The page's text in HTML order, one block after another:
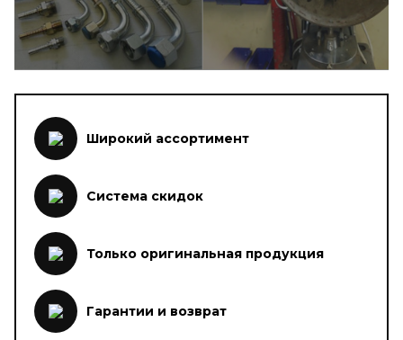
Широкий ассортимент
Система скидок
Только оригинальная продукция
Гарантии и возврат